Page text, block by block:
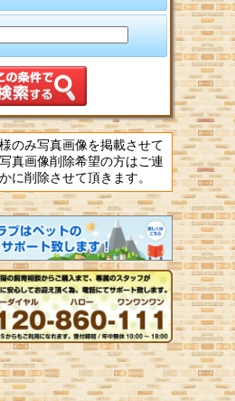
のみ写真画像を掲載させて
真画像削除希望の方はご連
に削除させて頂きます。